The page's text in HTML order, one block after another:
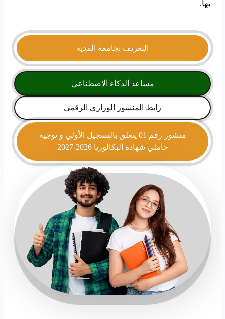
بها.
التعريف بجامعة المدية
مساعد الذكاء الاصطناعي
رابط المنشور الوزاري الرقمي
منشور رقم 01 يتعلق بالتسجيل الأولي و توجيه
حاملي شهادة البكالوريا 2026-2027